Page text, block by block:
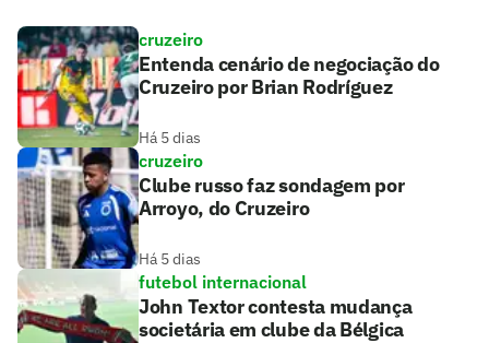
cruzeiro
Entenda cenário de negociação do
Cruzeiro por Brian Rodríguez
Há 5 dias
cruzeiro
Clube russo faz sondagem por
Arroyo, do Cruzeiro
Há 5 dias
futebol internacional
John Textor contesta mudança
societária em clube da Bélgica